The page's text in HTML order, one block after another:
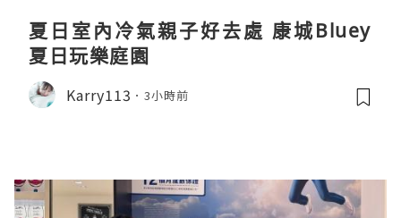
夏日室內冷氣親子好去處 康城Bluey
夏日玩樂庭園
Karry113 3小時前